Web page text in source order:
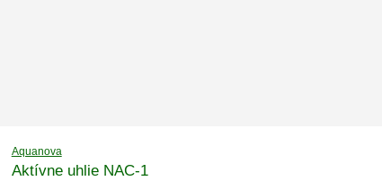
Aquanova
Aktívne uhlie NAC-1